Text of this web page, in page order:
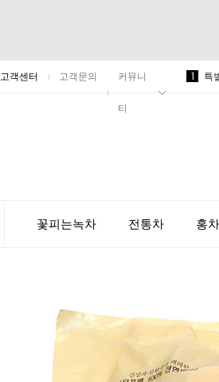
고객센터 고객문의 커뮤니
티
1 특
꽃피는녹차 전통차 홍차